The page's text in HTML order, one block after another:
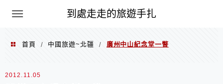
到處走走的旅遊手扎
首頁 / 中國旅遊~北疆 / 廣州中山紀念堂一瞥
2012.11.05